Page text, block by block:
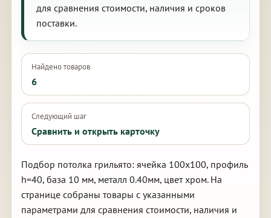
для сравнения стоимости, наличия и сроков
поставки.
Найдено товаров
6
Следующий шаг
Сравнить и открыть карточку
Подбор потолка грильято: ячейка 100х100, профиль
h=40, база 10 мм, металл 0.40мм, цвет хром. На
странице собраны товары с указанными
параметрами для сравнения стоимости, наличия и